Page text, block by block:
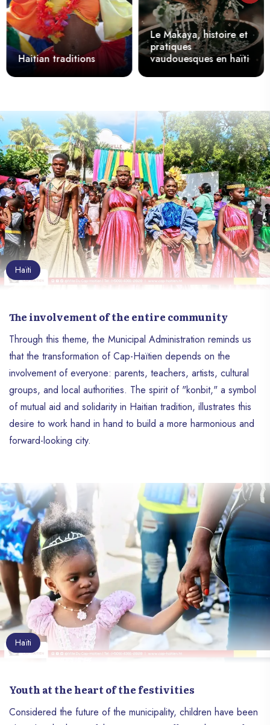
Haitian traditions
Le Makaya, histoire et
pratiques
vaudouesques en haïti
Haïti
The involvement of the entire community
Through this theme, the Municipal Administration reminds us
that the transformation of Cap-Haïtien depends on the
involvement of everyone: parents, teachers, artists, cultural
groups, and local authorities. The spirit of "konbit," a symbol
of mutual aid and solidarity in Haitian tradition, illustrates this
desire to work hand in hand to build a more harmonious and
forward-looking city.
Haïti
Youth at the heart of the festivities
Considered the future of the municipality, children have been